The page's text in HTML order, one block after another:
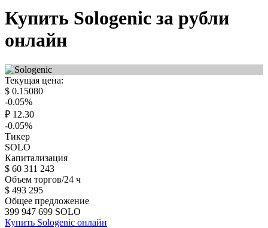
Купить Sologenic за рубли
онлайн
Текущая цена:
$ 0.15080
-0.05%
₽ 12.30
-0.05%
Тикер
SOLO
Капитализация
$ 60 311 243
Объем торгов/24 ч
$ 493 295
Общее предложение
399 947 699 SOLO
Купить Sologenic онлайн